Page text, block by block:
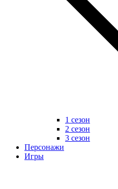
1 сезон
2 сезон
3 сезон
Персонажи
Игры